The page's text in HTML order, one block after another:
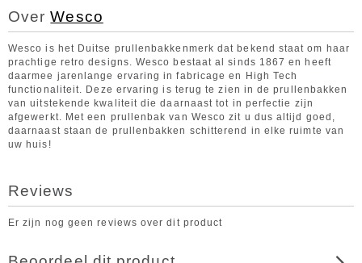
OverWesco
Wesco is het Duitse prullenbakkenmerk dat bekend staat om haar
prachtige retro designs. Wesco bestaat al sinds 1867 en heeft
daarmee jarenlange ervaring in fabricage en High Tech
functionaliteit. Deze ervaring is terug te zien in de prullenbakken
van uitstekende kwaliteit die daarnaast tot in perfectie zijn
afgewerkt. Met een prullenbak van Wesco zit u dus altijd goed,
daarnaast staan de prullenbakken schitterend in elke ruimte van
uw huis!
Reviews
Er zijn nog geen reviews over dit product